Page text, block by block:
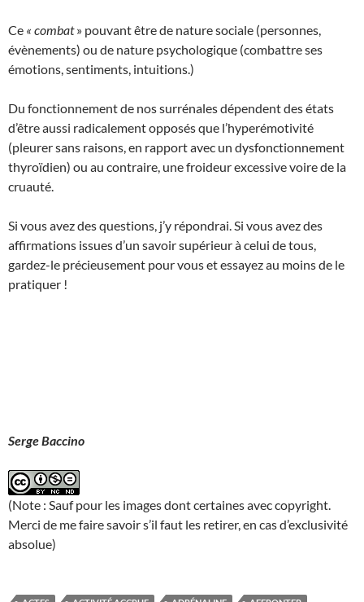
Ce « combat» pouvant être de nature sociale (personnes,
évènements) ou de nature psychologique (combattre ses
émotions, sentiments, intuitions.)
Du fonctionnement de nos surrénales dépendent des états
d’être aussi radicalement opposés que l’hyperémotivité
(pleurer sans raisons, en rapport avec un dysfonctionnement
thyroïdien) ou au contraire, une froideur excessive voire de la
cruauté.
Si vous avez des questions, j’y répondrai. Si vous avez des
affirmations issues d’un savoir supérieur à celui de tous,
gardez-le précieusement pour vous et essayez au moins de le
pratiquer !
Serge Baccino
(Note : Sauf pour les images dont certaines avec copyright.
Merci de me faire savoir s’il faut les retirer, en cas d’exclusivité
absolue)